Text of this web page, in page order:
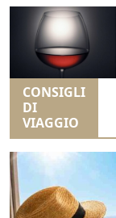
CONSIGLI
DI
VIAGGIO